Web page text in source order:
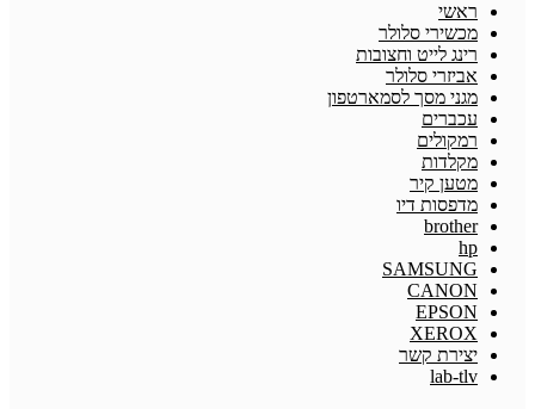
ראשי
מכשירי סלולר
רינג לייט וחצובות
אביזרי סלולר
מגני מסך לסמארטפון
עכברים
רמקולים
מקלדות
מטען קיר
מדפסות דיו
brother
hp
SAMSUNG
CANON
EPSON
XEROX
יצירת קשר
lab-tlv